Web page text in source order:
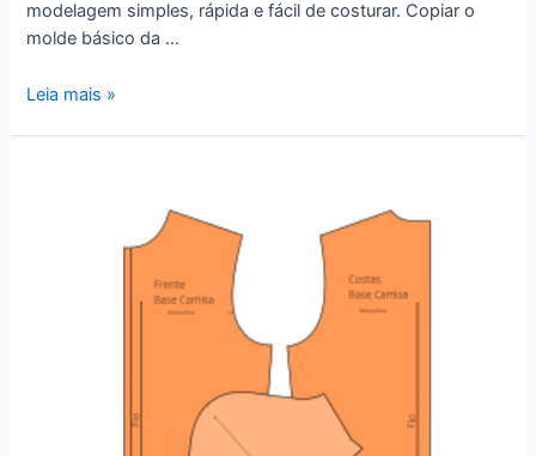
modelagem simples, rápida e fácil de costurar. Copiar o
molde básico da …
Camisa
Leia mais »